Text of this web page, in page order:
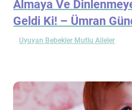
Almaya Ve
Geldi Ki! – Ümran
Uyuyan Bebekler Mutlu Aileler